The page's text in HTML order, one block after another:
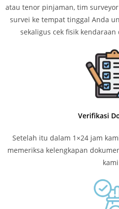
atau tenor pinjaman, tim
survei ke tempat tinggal Anda
sekaligus cek fisik
Verifikasi
Setelah itu dalam 1×24 jam
memeriksa kelengkapan
kami